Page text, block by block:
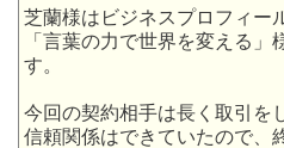
芝蘭様はビジネスプロフィー
「言葉の力で世界を変える」
す。
今回の契約相手は長く取引を
信頼関係はできていたので、